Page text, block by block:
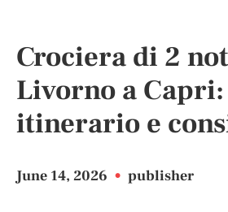
Crociera di 2
Livorno a Capri:
itinerario e
June 14, 2026 • publisher